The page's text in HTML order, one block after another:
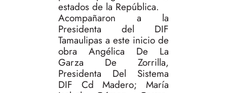
estados de la República.
Acompañaron a la
Presidenta del DIF
Tamaulipas a este inicio de
obra Angélica De La
Garza De Zorrilla,
Presidenta Del Sistema
DIF Cd Madero; María